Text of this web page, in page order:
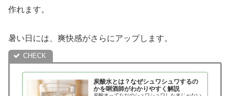
作れます。
暑い日には、爽快感がさらにアップします。
炭酸水とは？なぜシュワシュワするの
かを唎酒師がわかりやすく解説